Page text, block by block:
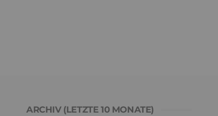
ARCHIV (LETZTE 10 MONATE)